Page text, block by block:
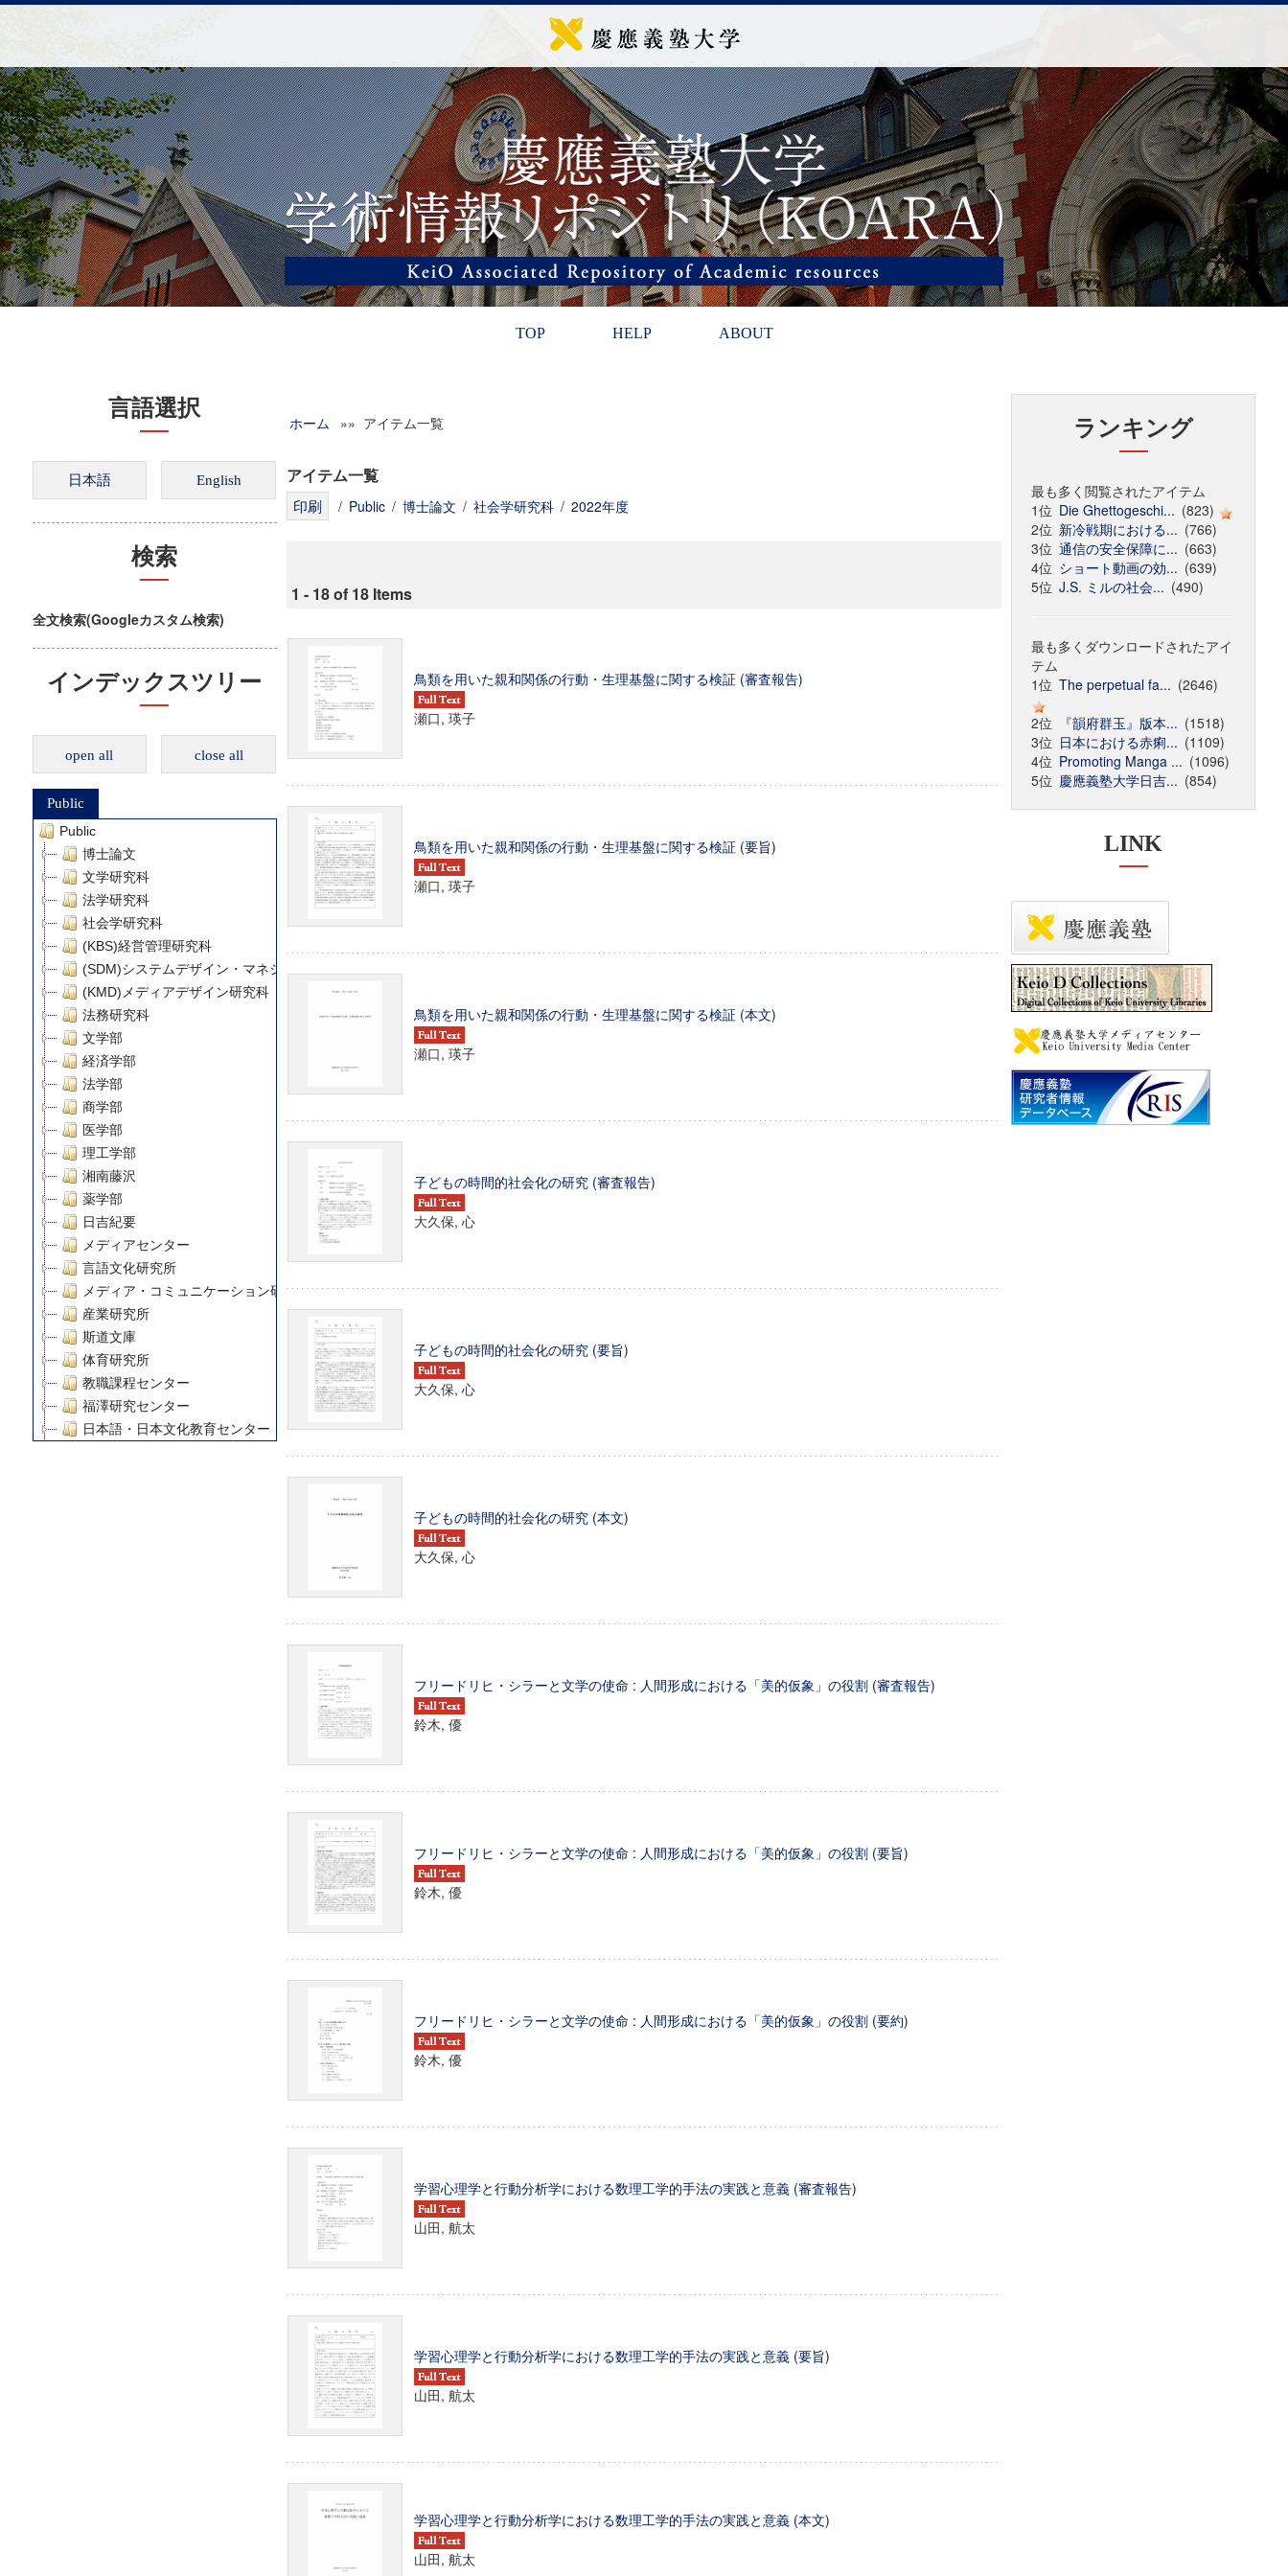
TOP HELP ABOUT
言語選択
検索
全文検索(Googleカスタム検索)
インデックスツリー
open all close all
Public
Public
博士論文
文学研究科
法学研究科
社会学研究科
(KBS)経営管理研究科
(SDM)システムデザイン・マネジメント研究科
(KMD)メディアデザイン研究科
法務研究科
文学部
経済学部
法学部
商学部
医学部
理工学部
湘南藤沢
薬学部
日吉紀要
メディアセンター
言語文化研究所
メディア・コミュニケーション研究所
産業研究所
斯道文庫
体育研究所
教職課程センター
福澤研究センター
日本語・日本文化教育センター
デジタルメディア・コンテンツ統合研究センター
ホーム »» アイテム一覧
アイテム一覧
/ Public / 博士論文 / 社会学研究科 / 2022年度
1 - 18 of 18 Items
鳥類を用いた親和関係の行動・生理基盤に関する検証 (審査報告)
瀬口, 瑛子
鳥類を用いた親和関係の行動・生理基盤に関する検証 (要旨)
瀬口, 瑛子
鳥類を用いた親和関係の行動・生理基盤に関する検証 (本文)
瀬口, 瑛子
子どもの時間的社会化の研究 (審査報告)
大久保, 心
子どもの時間的社会化の研究 (要旨)
大久保, 心
子どもの時間的社会化の研究 (本文)
大久保, 心
フリードリヒ・シラーと文学の使命 : 人間形成における「美的仮象」の役割 (審査報告)
鈴木, 優
フリードリヒ・シラーと文学の使命 : 人間形成における「美的仮象」の役割 (要旨)
鈴木, 優
フリードリヒ・シラーと文学の使命 : 人間形成における「美的仮象」の役割 (要約)
鈴木, 優
学習心理学と行動分析学における数理工学的手法の実践と意義 (審査報告)
山田, 航太
学習心理学と行動分析学における数理工学的手法の実践と意義 (要旨)
山田, 航太
学習心理学と行動分析学における数理工学的手法の実践と意義 (本文)
山田, 航太
ランキング
最も多く閲覧されたアイテム
1位 Die Ghettogeschi... (823)
2位 新冷戦期における... (766)
3位 通信の安全保障に... (663)
4位 ショート動画の効... (639)
5位 J.S. ミルの社会... (490)
最も多くダウンロードされたアイ
テム
1位 The perpetual fa... (2646)
2位
『韻府群玉』版本... (1518)
3位 日本における赤痢... (1109)
4位 Promoting Manga ... (1096)
5位 慶應義塾大学日吉... (854)
LINK